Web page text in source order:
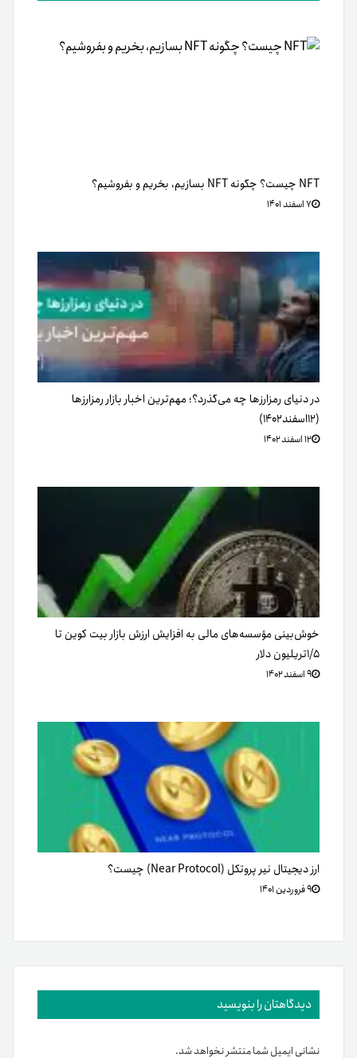
NFT چیست؟ چگونه NFT بسازیم، بخریم و بفروشیم؟
۷ اسفند ۱۴۰۱
در دنیای رمزارزها چه می‌گذرد؟؛ مهم‌ترین اخبار بازار رمزارزها
(۱۲‌اسفند‌۱۴۰۲)
۱۲ اسفند ۱۴۰۲
خوش‌بینی مؤسسه‌های مالی به افزایش ارزش بازار بیت کوین تا
۱/۵تریلیون دلار
۹ اسفند ۱۴۰۲
ارز دیجیتال نیر پروتکل (Near Protocol) چیست؟
۹ فروردین ۱۴۰۱
دیدگاهتان را بنویسید
نشانی ایمیل شما منتشر نخواهد شد.